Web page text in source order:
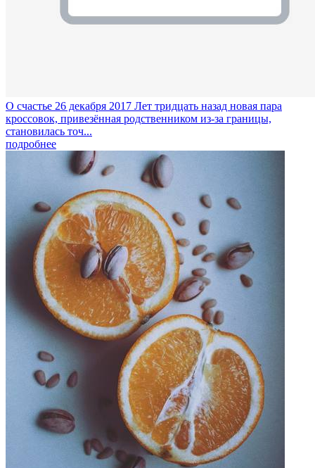
О счастье 26 декабря 2017 Лет тридцать назад новая пара
кроссовок, привезённая родственником из-за границы,
становилась точ...
подробнее